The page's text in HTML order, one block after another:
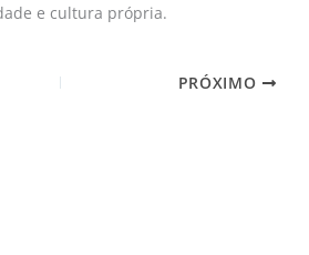
e cultura própria.
PRÓXIMO